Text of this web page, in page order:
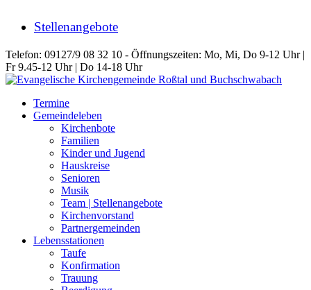
Stellenangebote
Telefon: 09127/9 08 32 10 - Öffnungszeiten: Mo, Mi, Do 9-12 Uhr |
Fr 9.45-12 Uhr | Do 14-18 Uhr
Termine
Gemeindeleben
Kirchenbote
Familien
Kinder und Jugend
Hauskreise
Senioren
Musik
Team | Stellenangebote
Kirchenvorstand
Partnergemeinden
Lebensstationen
Taufe
Konfirmation
Trauung